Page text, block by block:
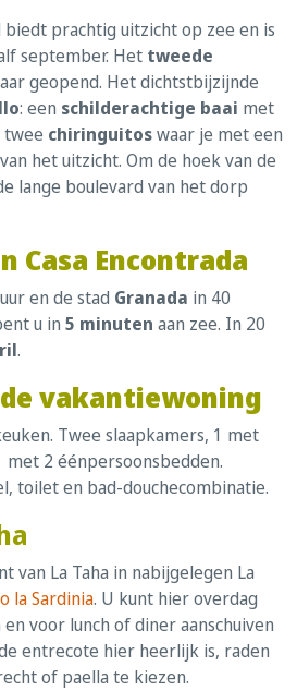
biedt prachtig uitzicht op zee en is
september. Het tweede
geopend. Het dichtstbijzijnde
: een schilderachtige baai met
twee chiringuitoswaar je met een
het uitzicht. Om de hoek van de
lange boulevard van het dorp
Casa Encontrada
en de stad Granada in 40
u in 5 minuten aan zee. In 20
.
vakantiewoning
Twee slaapkamers, 1 met
2 éénpersoonsbedden.
toilet en bad-douchecombinatie.
van La Taha in nabijgelegen La
la Sardinia. U kunt hier overdag
voor lunch of diner aanschuiven
entrecote hier heerlijk is, raden
of paella te kiezen.